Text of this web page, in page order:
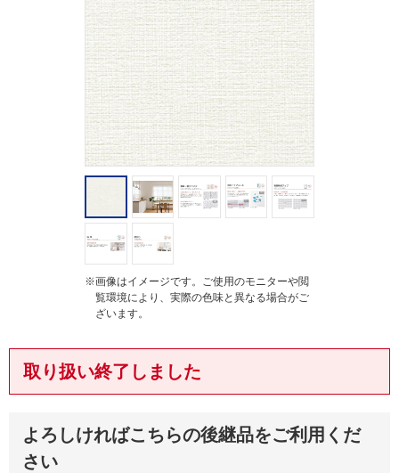
a
t
i
n
g
※画像はイメージです。ご使用のモニターや閲
覧環境により、実際の色味と異なる場合がご
ざいます。
取り扱い終了しました
よろしければこちらの後継品をご利用くだ
さい